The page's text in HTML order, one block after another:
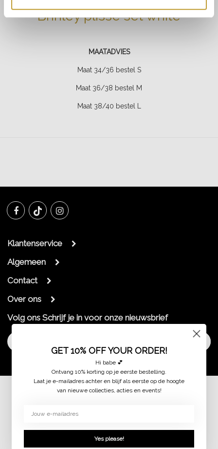
Brinley plisse set white
MAATADVIES
Maat 34/36 bestel S
Maat 36/38 bestel M
Maat 38/40 bestel L
Klantenservice
Algemeen
Contact
Over ons
Volg ons Schrijf je in voor onze nieuwsbrief
GET 10% OFF YOUR ORDER!
Hi babe 💕
Ontvang 10% korting op je eerste bestelling.
Laat je e-mailadres achter en blijf als eerste op de hoogte
van nieuwe collecties, acties en events!
Yes please!